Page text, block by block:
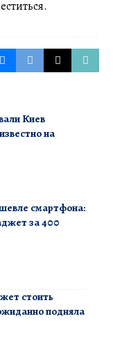
Киев
на
смартфона:
за 400
стоить
подняла